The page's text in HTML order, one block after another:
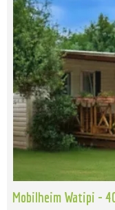
Mobilheim Watipi -